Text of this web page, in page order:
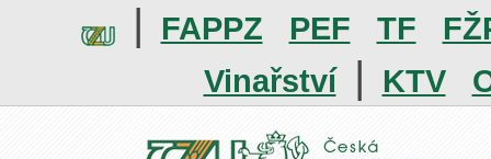
| FAPPZ PEF TF
Vinařství | KTV